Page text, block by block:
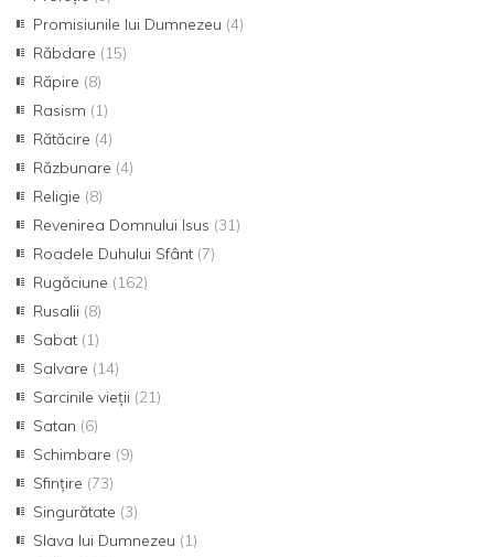
Promisiunile lui Dumnezeu (4)
Răbdare (15)
Răpire (8)
Rasism (1)
Rătăcire (4)
Răzbunare (4)
Religie (8)
Revenirea Domnului Isus (31)
Roadele Duhului Sfânt (7)
Rugăciune (162)
Rusalii (8)
Sabat (1)
Salvare (14)
Sarcinile vieții (21)
Satan (6)
Schimbare (9)
Sfințire (73)
Singurătate (3)
Slava lui Dumnezeu (1)